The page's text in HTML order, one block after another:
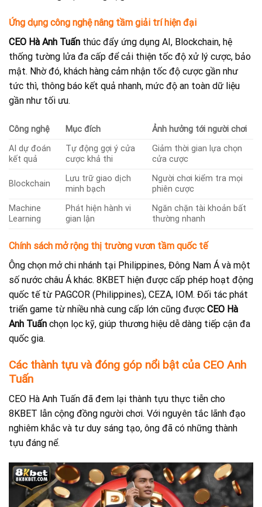
Ứng dụng công nghệ nâng tầm giải trí hiện đại
CEO Hà Anh Tuấn thúc đẩy ứng dụng AI, Blockchain, hệ
thống tường lửa đa cấp để cải thiện tốc độ xử lý cược, bảo
mật. Nhờ đó, khách hàng cảm nhận tốc độ cược gần như
tức thì, thông báo kết quả nhanh, mức độ an toàn dữ liệu
gần như tối ưu.
Công nghệ Mục đích
Ảnh hưởng tới người chơi
AI dự đoán
kết quả
Tự động gợi ý cửa
cược khả thi
Giảm thời gian lựa chọn
cửa cược
Blockchain
Lưu trữ giao dịch
minh bạch
Người chơi kiểm tra mọi
phiên cược
Machine
Learning
Phát hiện hành vi
gian lận
Ngăn chặn tài khoản bất
thường nhanh
Chính sách mở rộng thị trường vươn tầm quốc tế
Ông chọn mở chi nhánh tại Philippines, Đông Nam Á và một
số nước châu Á khác. 8KBET hiện được cấp phép hoạt động
quốc tế từ PAGCOR (Philippines), CEZA, IOM. Đối tác phát
triển game từ nhiều nhà cung cấp lớn cũng được CEO Hà
Anh Tuấn chọn lọc kỹ, giúp thương hiệu dễ dàng tiếp cận đa
quốc gia.
Các thành tựu và đóng góp nổi bật của CEO Anh
Tuấn
CEO Hà Anh Tuấn đã đem lại thành tựu thực tiễn cho
8KBET lẫn cộng đồng người chơi. Với nguyên tắc lãnh đạo
nghiêm khắc và tư duy sáng tạo, ông đã có những thành
tựu đáng nể.